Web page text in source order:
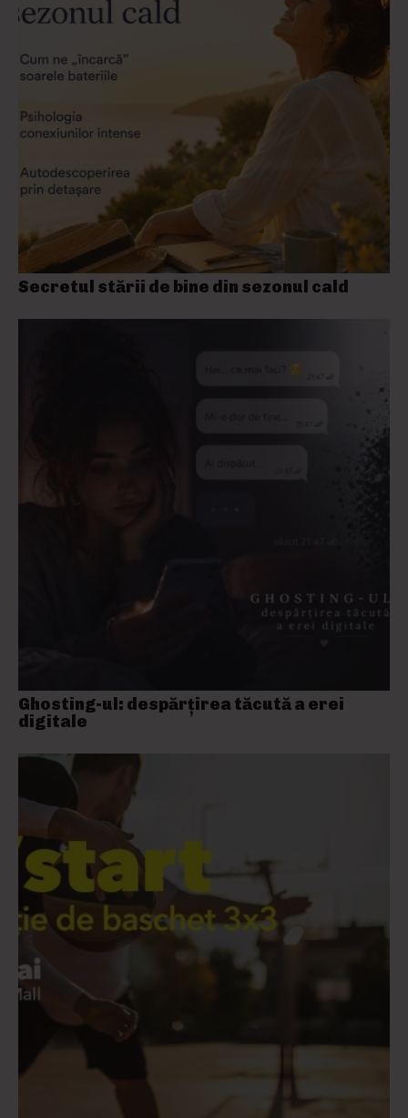
Secretul stării de bine din sezonul cald
Ghosting-ul: despărțirea tăcută a erei
digitale